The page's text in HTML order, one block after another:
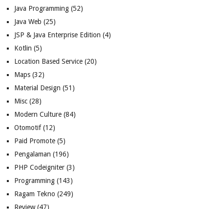
Java Programming(52)
Java Web (25)
JSP & Java Enterprise Edition (4)
Kotlin (5)
Location Based Service(20)
Maps(32)
Material Design (51)
Misc(28)
Modern Culture(84)
Otomotif(12)
Paid Promote(5)
Pengalaman (196)
PHP Codeigniter(3)
Programming(143)
Ragam Tekno (249)
Review(47)